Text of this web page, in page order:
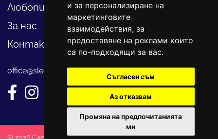
и за персонализиране на
маркетинговите
взаимодействия, за
предоставяне на реклами които
са по-подходящи за вас.
Съгласен съм
Аз отказвам
Промяна на предпочитанията
ми
Любопитно
За нас
Контакти
office@sledvayme.net